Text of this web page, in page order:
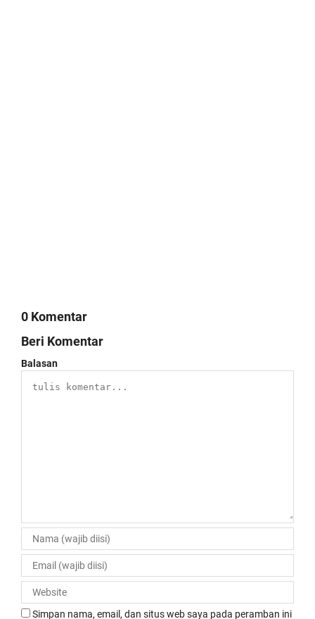
0 Komentar
Beri Komentar
Balasan
Simpan nama, email, dan situs web saya pada peramban ini